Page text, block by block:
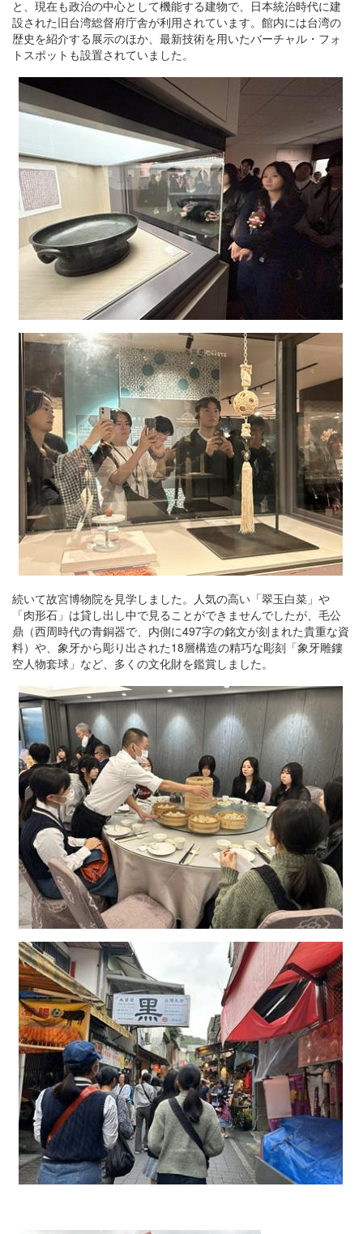
と、現在も政治の中心として機能する建物で、日本統治時代に建
設された旧台湾総督府庁舎が利用されています。館内には台湾の
歴史を紹介する展示のほか、最新技術を用いたバーチャル・フォ
トスポットも設置されていました。
続いて故宮博物院を見学しました。人気の高い「翠玉白菜」や
「肉形石」は貸し出し中で見ることができませんでしたが、毛公
鼎（西周時代の青銅器で、内側に497字の銘文が刻まれた貴重な資
料）や、象牙から彫り出された18層構造の精巧な彫刻「象牙雕鏤
空人物套球」など、多くの文化財を鑑賞しました。